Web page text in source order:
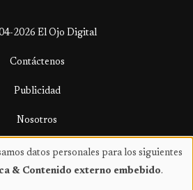
2026 El Ojo Digital
Contáctenos
Publicidad
Nosotros
y condiciones
datos personales para los siguientes
& Contenido externo embebido.